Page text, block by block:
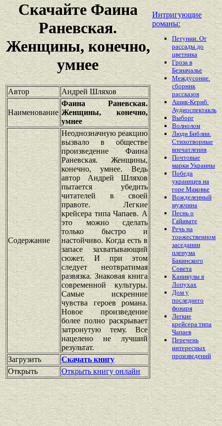
Скачайте Фаина
Раневская.
Женщины, конечно,
умнее
Автор Андрей Шляхов
Наименование
Фаина Раневская.
Женщины, конечно,
умнее
Содержание
Неоднозначную реакцию
вызвало в обществе
произведение Фаина
Раневская. Женщины,
конечно, умнее. Ведь
автор Андрей Шляхов
пытается убедить
читателей в своей
правоте. Легкие
крейсера типа Чапаев. А
это можно сделать
только быстро и
настойчиво. Когда есть в
запасе захватывающий
сюжет. И при этом
следует неотвратимая
развязка. Знаковая книга
современной культуры.
Самые искренние
чувства героев романа.
Новое произведение
более полно раскрывает
затронутую тему. Все
нацелено не лучший
результат.
Загрузить
Скачать книгу
Открыть
Открыть книгу онлайн
Интригующие
романы:
Петунии. От
рассады до
цветника
Гроза в
Безначалье
Междусоние.
сборник
рассказов
Ашик-Кериб.
Аудиоспектакль
Выборг
Волнолом
Люди Библии.
Стихотворные
впечатления
Почтовые
марки Украины
Победа
украинцев на
горе Маковке
Вожделенный
мужчина
Песнь о
Гайавате
Речь на
торжественном
заседании
пленума
Бакинского
Совета
Каникулы в
Лопухах
Дом у
последнего
фонаря
Легкие
крейсера типа
Чапаев
Перечень
интересных
произведений